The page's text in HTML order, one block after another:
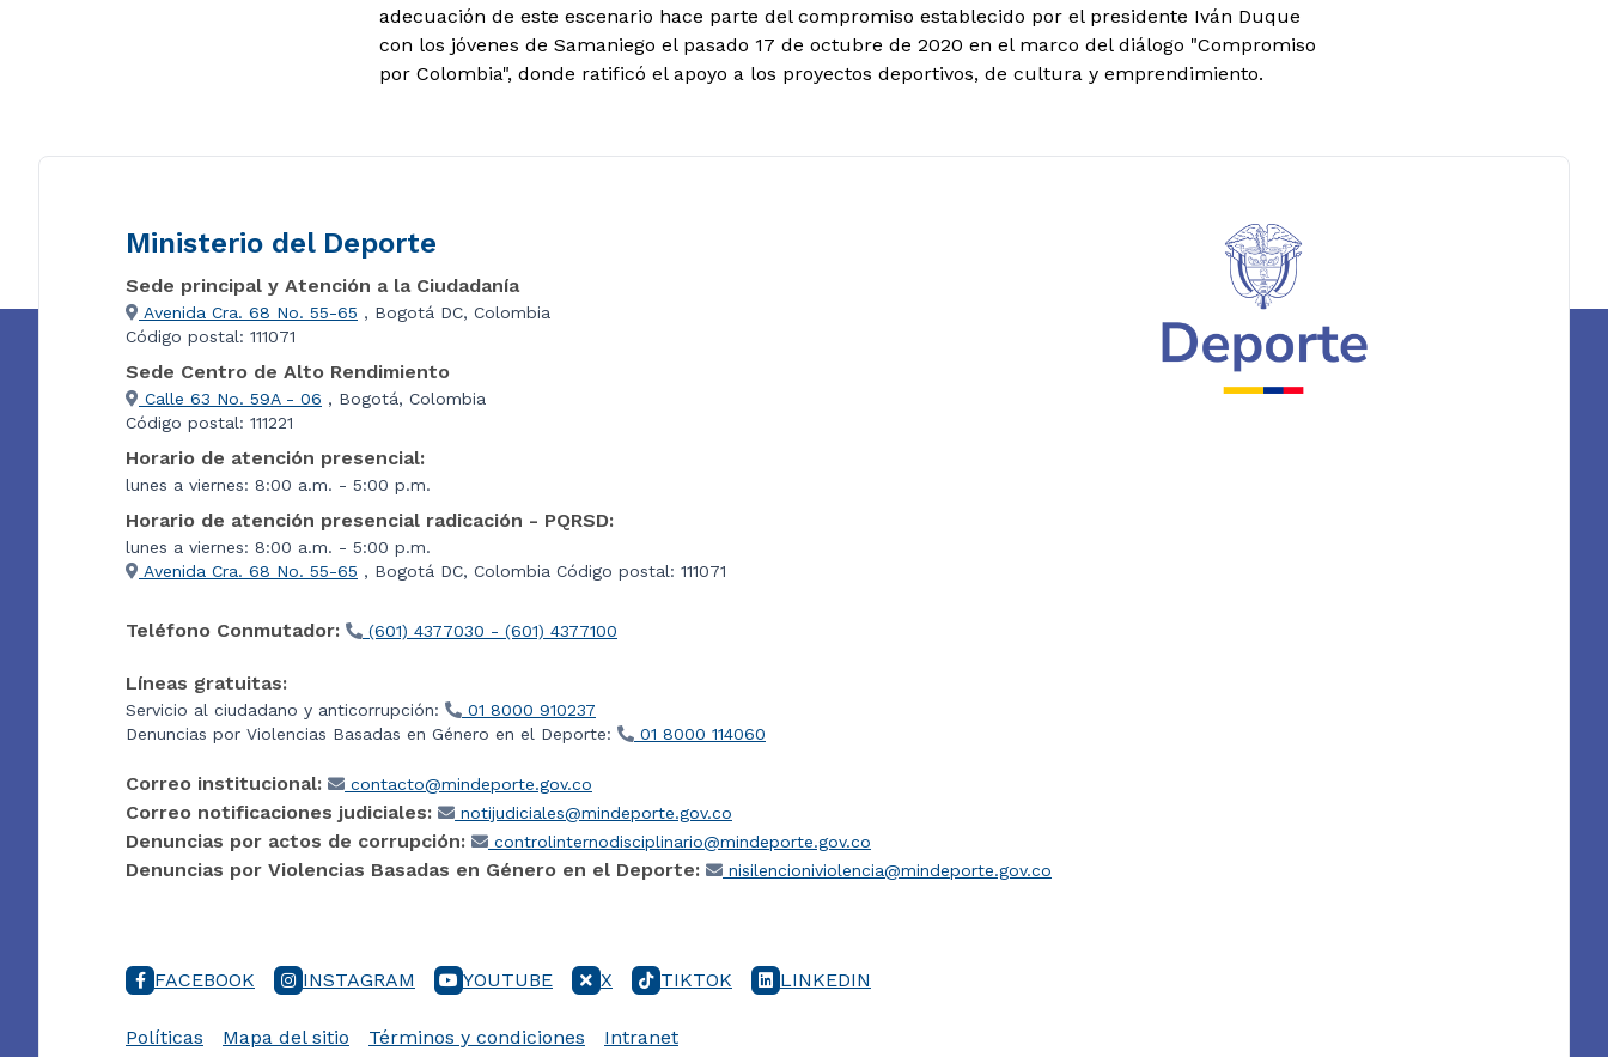
adecuación de este escenario hace parte del compromiso establecido por el presidente Iván Duque
con los jóvenes de Samaniego el pasado 17 de octubre de 2020 en el marco del diálogo "Compromiso
por Colombia", donde ratificó el apoyo a los proyectos deportivos, de cultura y emprendimiento.
Ministerio del Deporte
Sede principal y Atención a la Ciudadanía
Avenida Cra. 68 No. 55-65 , Bogotá DC, Colombia
Código postal: 111071
Sede Centro de Alto Rendimiento
Calle 63 No. 59A - 06 , Bogotá, Colombia
Código postal: 111221
Horario de atención presencial:
lunes a viernes: 8:00 a.m. - 5:00 p.m.
Horario de atención presencial radicación - PQRSD:
lunes a viernes: 8:00 a.m. - 5:00 p.m.
Avenida Cra. 68 No. 55-65 , Bogotá DC, Colombia Código postal: 111071
Teléfono Conmutador: (601) 4377030 - (601) 4377100
Líneas gratuitas:
Servicio al ciudadano y anticorrupción:
01 8000 910237
Denuncias por Violencias Basadas en Género en el Deporte:
01 8000 114060
Correo institucional: contacto@mindeporte.gov.co
Correo notificaciones judiciales: notijudiciales@mindeporte.gov.co
Denuncias por actos de corrupción: controlinternodisciplinario@mindeporte.gov.co
Denuncias por Violencias Basadas en Género en el Deporte: nisilencioniviolencia@mindeporte.gov.co
FACEBOOK INSTAGRAM YOUTUBE X TIKTOK LINKEDIN
Políticas Mapa del sitio Términos y condiciones Intranet